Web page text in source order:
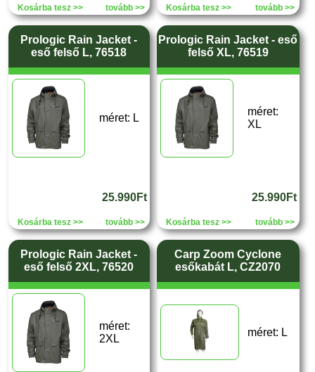
Kosárba tesz >> tovább >> Kosárba tesz >> tovább >>
Prologic Rain Jacket -
eső felső L, 76518
méret: L
25.990Ft
Kosárba tesz >> tovább >>
Prologic Rain Jacket - eső
felső XL, 76519
méret:
XL
25.990Ft
Kosárba tesz >> tovább >>
Prologic Rain Jacket -
eső felső 2XL, 76520
méret:
2XL
Carp Zoom Cyclone
esőkabát L, CZ2070
méret: L